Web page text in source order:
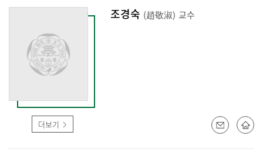
더보기
조경숙 (趙敬淑) 교수